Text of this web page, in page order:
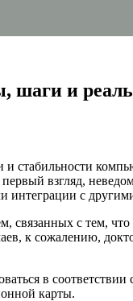
шаги и
стабильности
взгляд,
интеграции с
с тем,
к сожалению,
в
карты.